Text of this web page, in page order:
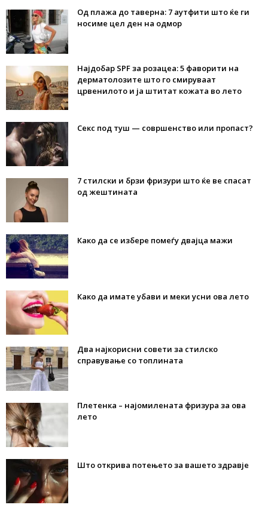
Од плажа до таверна: 7 аутфити што ќе ги
носиме цел ден на одмор
Најдобар SPF за розацеа: 5 фаворити на
дерматолозите што го смируваат
црвенилото и ја штитат кожата во лето
Секс под туш — совршенство или пропаст?
7 стилски и брзи фризури што ќе ве спасат
од жештината
Како да се избере помеѓу двајца мажи
Како да имате убави и меки усни ова лето
Два најкорисни совети за стилско
справување со топлината
Плетенка – најомилената фризура за ова
лето
Што открива потењето за вашето здравје